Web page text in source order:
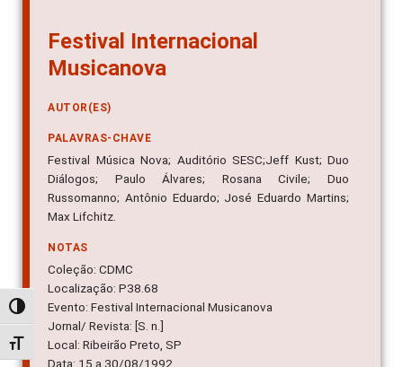
Alternar alto contraste
Alternar tamanho da fonte
Festival Internacional
Musicanova
AUTOR(ES)
PALAVRAS-CHAVE
Festival Música Nova; Auditório SESC;Jeff Kust; Duo
Diálogos; Paulo Álvares; Rosana Civile; Duo
Russomanno; Antônio Eduardo; José Eduardo Martins;
Max Lifchitz.
NOTAS
Coleção: CDMC
Localização: P38.68
Evento: Festival Internacional Musicanova
Jornal/ Revista: [S. n.]
Local: Ribeirão Preto, SP
Data: 15 a 30/08/1992